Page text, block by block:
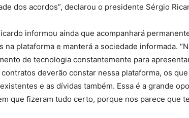
dos acordos”, declarou o presidente Sérgio
informou ainda que acompanhará
na plataforma e manterá a sociedade informada.
de tecnologia constantemente para
deverão constar nessa plataforma, os
e as dívidas também. Essa é a grande
que fizeram tudo certo, porque nos parece que